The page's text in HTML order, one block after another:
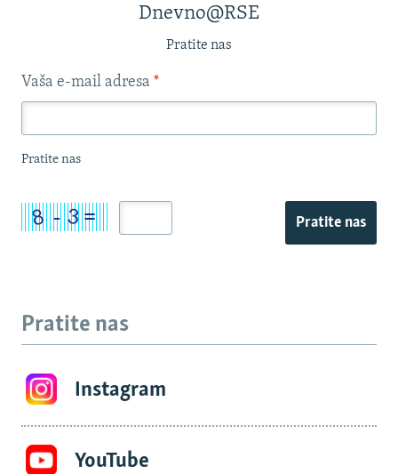
Dnevno@RSE
Pratite nas
Vaša e-mail adresa *
Pratite nas
Pratite nas
Pratite nas
Instagram
YouTube